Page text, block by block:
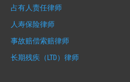
占有人责任律师
人寿保险律师
事故赔偿索赔律师
长期残疾（LTD）律师